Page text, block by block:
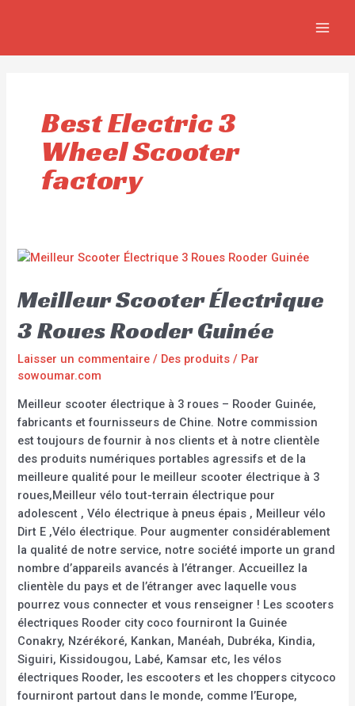
Best Electric 3
Wheel Scooter
factory
Meilleur Scooter Électrique
3 Roues Rooder Guinée
Laisser un commentaire / Des produits / Par
sowoumar.com
Meilleur scooter électrique à 3 roues – Rooder Guinée,
fabricants et fournisseurs de Chine. Notre commission
est toujours de fournir à nos clients et à notre clientèle
des produits numériques portables agressifs et de la
meilleure qualité pour le meilleur scooter électrique à 3
roues,Meilleur vélo tout-terrain électrique pour
adolescent , Vélo électrique à pneus épais , Meilleur vélo
Dirt E ,Vélo électrique. Pour augmenter considérablement
la qualité de notre service, notre société importe un grand
nombre d’appareils avancés à l’étranger. Accueillez la
clientèle du pays et de l’étranger avec laquelle vous
pourrez vous connecter et vous renseigner ! Les scooters
électriques Rooder city coco fourniront la Guinée
Conakry, Nzérékoré, Kankan, Manéah, Dubréka, Kindia,
Siguiri, Kissidougou, Labé, Kamsar etc, les vélos
électriques Rooder, les escooters et les choppers citycoco
fourniront partout dans le monde, comme l’Europe,